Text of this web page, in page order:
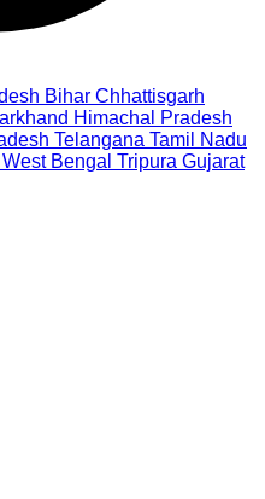
Bihar Chhattisgarh
Himachal Pradesh
Telangana Tamil Nadu
West Bengal Tripura Gujarat